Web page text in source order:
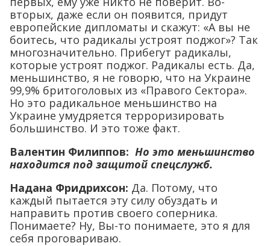
вторых, даже если он появится, придут
европейские дипломаты и скажут: «А вы не
боитесь, что радикалы устроят поджог»? Так
многозначительно. Прибегут радикалы,
которые устроят поджог. Радикалы есть. Да,
меньшинство, я не говорю, что на Украине
99,9% бритоголовых из «Правого Сектора».
Но это радикальное меньшинство на
Украине умудряется терроризировать
большинство. И это тоже факт.
Валентин Филиппов: Но это меньшинство
находится под защитой спецслужб.
Надана Фридрихсон: Да. Потому, что
каждый пытается эту силу обуздать и
направить против своего соперника.
Понимаете? Ну, Вы-то понимаете, это я для
себя проговариваю.